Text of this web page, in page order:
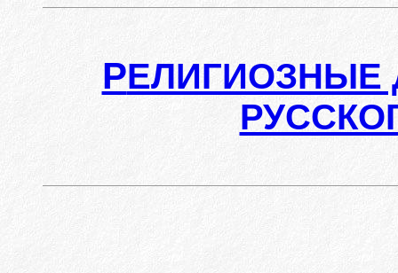
РЕЛИГИОЗНЫЕ